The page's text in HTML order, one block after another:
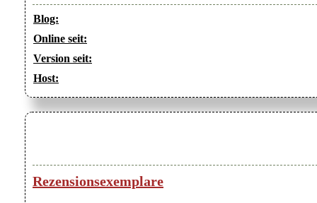
Blog:
Online seit:
Version seit:
Host:
Rezensionsexemplare